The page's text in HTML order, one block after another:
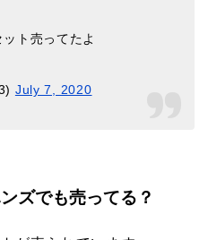
ト売ってたよ
July 7, 2020
ズでも売ってる？